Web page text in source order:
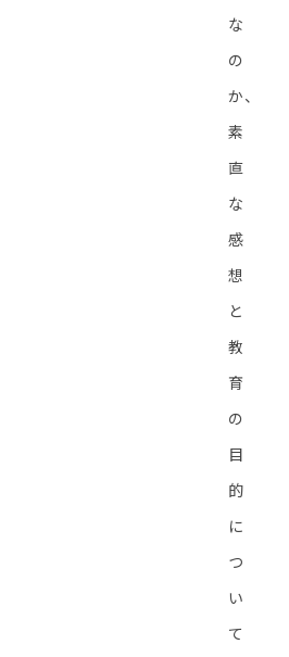
な
の
か、
素
直
な
感
想
と
教
育
の
目
的
に
つ
い
て